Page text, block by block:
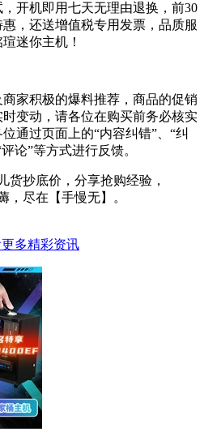
开机即用七天无理由退换，前30
，还送增值税专用发票，品质服
迷你主机！
家积极的爆料推荐，商品的促销
变动，请各位在购买前务必核实
通过页面上的“内容纠错”、“纠
论”等方式进行反馈。
货抄底价，分享抢购经验，
，尽在【手慢无】。
多精彩资讯